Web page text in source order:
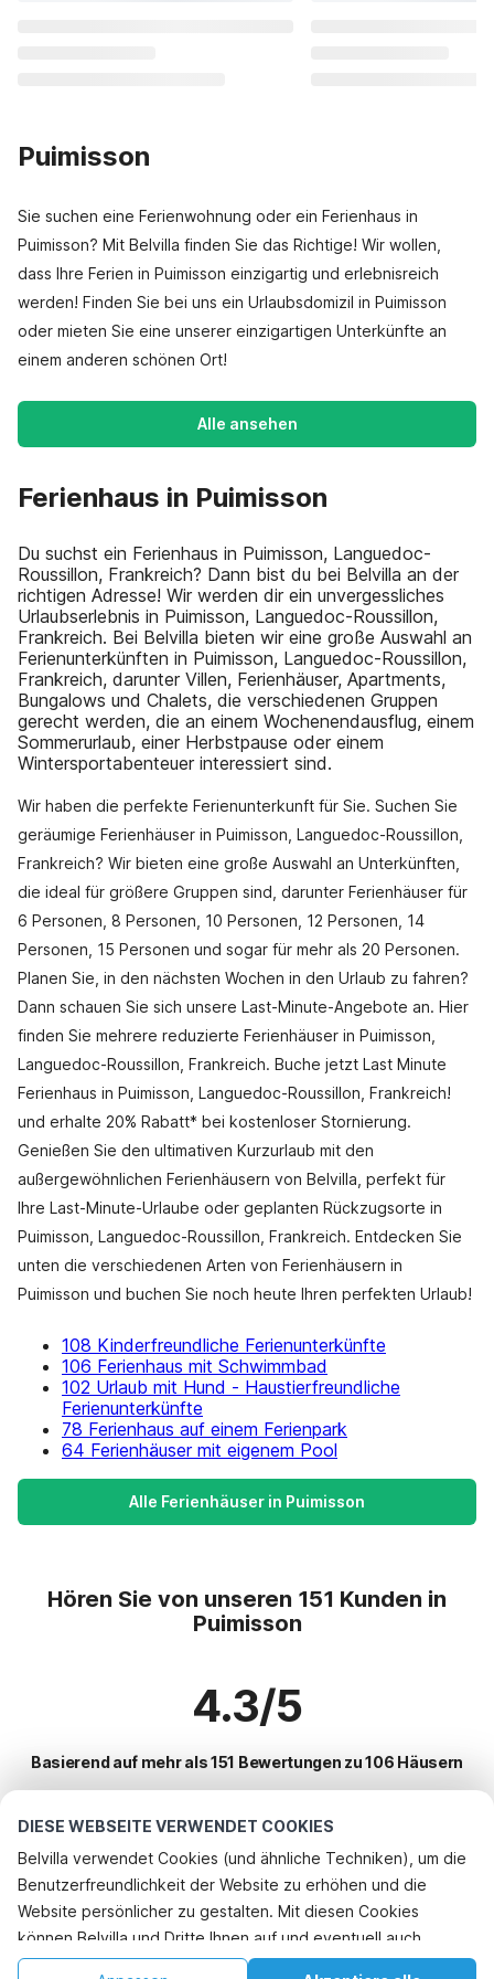
DIESE WEBSEITE VERWENDET COOKIES
Belvilla verwendet Cookies (und ähnliche Techniken), um die
Benutzerfreundlichkeit der Website zu erhöhen und die
Website persönlicher zu gestalten. Mit diesen Cookies
können Belvilla und Dritte Ihnen auf und eventuell auch
außerhalb unserer Website folgen, um Werbung Ihren
Puimisson
Sie suchen eine Ferienwohnung oder ein Ferienhaus in
Puimisson? Mit Belvilla finden Sie das Richtige! Wir wollen,
dass Ihre Ferien in Puimisson einzigartig und erlebnisreich
werden! Finden Sie bei uns ein Urlaubsdomizil in Puimisson
oder mieten Sie eine unserer einzigartigen Unterkünfte an
einem anderen schönen Ort!
Alle ansehen
Ferienhaus in Puimisson
Du suchst ein Ferienhaus in Puimisson, Languedoc-
Roussillon, Frankreich? Dann bist du bei Belvilla an der
richtigen Adresse! Wir werden dir ein unvergessliches
Urlaubserlebnis in Puimisson, Languedoc-Roussillon,
Frankreich. Bei Belvilla bieten wir eine große Auswahl an
Ferienunterkünften in Puimisson, Languedoc-Roussillon,
Frankreich, darunter Villen, Ferienhäuser, Apartments,
Bungalows und Chalets, die verschiedenen Gruppen
gerecht werden, die an einem Wochenendausflug, einem
Sommerurlaub, einer Herbstpause oder einem
Wintersportabenteuer interessiert sind.
Wir haben die perfekte Ferienunterkunft für Sie. Suchen Sie
geräumige Ferienhäuser in Puimisson, Languedoc-Roussillon,
Frankreich? Wir bieten eine große Auswahl an Unterkünften,
die ideal für größere Gruppen sind, darunter Ferienhäuser für
6 Personen, 8 Personen, 10 Personen, 12 Personen, 14
Personen, 15 Personen und sogar für mehr als 20 Personen.
Planen Sie, in den nächsten Wochen in den Urlaub zu fahren?
Dann schauen Sie sich unsere Last-Minute-Angebote an. Hier
finden Sie mehrere reduzierte Ferienhäuser in Puimisson,
Languedoc-Roussillon, Frankreich. Buche jetzt Last Minute
Ferienhaus in Puimisson, Languedoc-Roussillon, Frankreich!
und erhalte 20% Rabatt* bei kostenloser Stornierung.
Genießen Sie den ultimativen Kurzurlaub mit den
außergewöhnlichen Ferienhäusern von Belvilla, perfekt für
Ihre Last-Minute-Urlaube oder geplanten Rückzugsorte in
Puimisson, Languedoc-Roussillon, Frankreich. Entdecken Sie
unten die verschiedenen Arten von Ferienhäusern in
Puimisson und buchen Sie noch heute Ihren perfekten Urlaub!
108 Kinderfreundliche Ferienunterkünfte
106 Ferienhaus mit Schwimmbad
102 Urlaub mit Hund - Haustierfreundliche
Ferienunterkünfte
78 Ferienhaus auf einem Ferienpark
64 Ferienhäuser mit eigenem Pool
Alle Ferienhäuser in Puimisson
Hören Sie von unseren 151 Kunden in
Puimisson
4.3/5
Basierend auf mehr als 151 Bewertungen zu 106 Häusern
Beliebteste Reiseziele für Urlaub
Top-Städte mit Top-Annehmlichkeiten für den Urlaub
Ferienwohnungen arques
Kinderfreundliche Ferienunterkünfte fleury
Beliebte Ausstattungen für Urlaub in Puimisson
Kinderfreundliche Ferienunterkünfte